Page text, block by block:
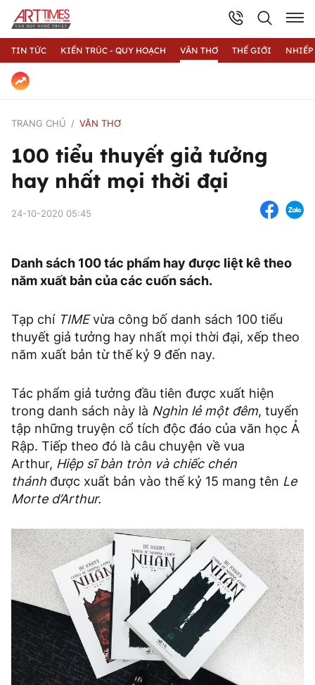
TIN TỨC KIẾN TRÚC - QUY HOẠCH VĂN THƠ THẾ GIỚI
TRANG CHỦ VĂN THƠ
100 tiểu thuyết giả tưởng
hay nhất mọi thời đại
24-10-2020 05:45
Danh sách 100 tác phẩm hay được liệt kê theo
năm xuất bản của các cuốn sách.
Tạp chí TIMEvừa công bố danh sách 100 tiểu
thuyết giả tưởng hay nhất mọi thời đại, xếp theo
năm xuất bản từ thế kỷ 9 đến nay.
Tác phẩm giả tưởng đầu tiên được xuất hiện
trong danh sách này là Nghìn lẻ một đêm, tuyển
tập những truyện cổ tích độc đáo của văn học Ả
Rập. Tiếp theo đó là câu chuyện về vua
Arthur, Hiệp sĩ bàn tròn và chiếc chén
thánh được xuất bản vào thế kỷ 15 mang tên Le
Morte d’Arthur.